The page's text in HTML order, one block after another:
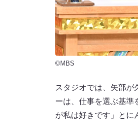
©MBS
スタジオでは、矢部が
ーは、仕事を選ぶ基準
が私は好きです」とに